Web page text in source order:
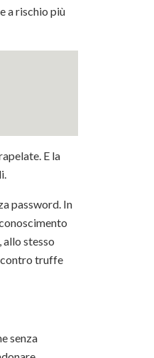
a rischio più
E la
password. In
stesso
contro truffe
senza